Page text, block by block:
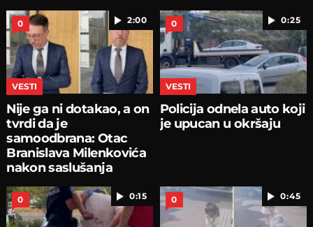
2:00
0
VESTI
Nije ga ni dotakao, a on
tvrdi da je
samoodbrana: Otac
Branislava Milenkovića
nakon saslušanja
0:25
0
VESTI
Policija odnela auto koji
je upucan u okršaju
0:15
0 0:45
0